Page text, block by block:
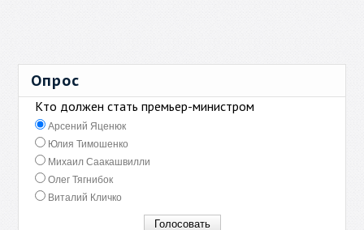
Опрос
Кто должен стать премьер-министром
Арсений Яценюк
Юлия Тимошенко
Михаил Саакашвилли
Олег Тягнибок
Виталий Кличко